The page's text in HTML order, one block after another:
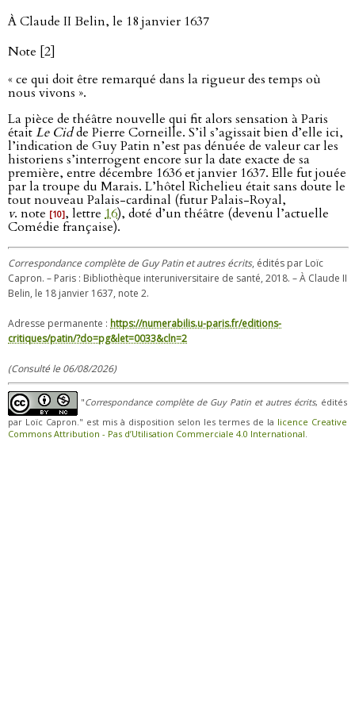
À Claude II Belin, le 18 janvier 1637
Note [2]
« ce qui doit être remarqué dans la rigueur des temps où
nous vivons ».
La pièce de théâtre nouvelle qui fit alors sensation à Paris
étaitLe Cidde Pierre Corneille. S’il s’agissait bien d’elle ici,
l’indication de Guy Patin n’est pas dénuée de valeur car les
historiens s’interrogent encore sur la date exacte de sa
première, entre décembre 1636 et janvier 1637. Elle fut jouée
par la troupe du Marais. L’hôtel Richelieu était sans doute le
tout nouveau Palais-cardinal (futur Palais-Royal,
v. note [10], lettre 16), doté d’un théâtre (devenu l’actuelle
Comédie française).
Correspondance complète de Guy Patin et autres écrits, édités par Loïc
Capron. – Paris : Bibliothèque interuniversitaire de santé, 2018. – À Claude II
Belin, le 18 janvier 1637, note 2.
Adresse permanente : https://numerabilis.u-paris.fr/editions-
critiques/patin/?do=pg&let=0033&cln=2
(Consulté le 06/08/2026)
"Correspondance complète de Guy Patin et autres écrits, édités
par Loïc Capron." est mis à disposition selon les termes de la licence Creative
Commons Attribution - Pas d’Utilisation Commerciale 4.0 International.